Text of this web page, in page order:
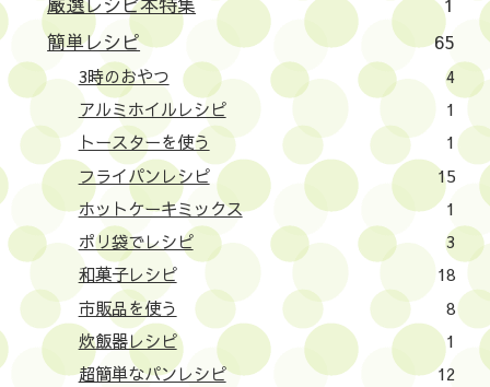
簡単レシピ
65
3時のおやつ
4
アルミホイルレシピ
1
トースターを使う
1
フライパンレシピ
15
ホットケーキミックス
1
ポリ袋でレシピ
3
和菓子レシピ
18
市販品を使う
8
炊飯器レシピ
1
超簡単なパンレシピ
12